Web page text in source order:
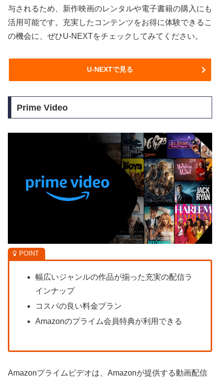
与されるため、新作映画のレンタルや電子書籍の購入にも
活用可能です。充実したコンテンツをお得に体験できるこ
の機会に、ぜひU-NEXTをチェックしてみてください。
U-NEXTで見る
Prime Video
幅広いジャンルの作品が揃った充実の配信ラ
インナップ
コスパの良い料金プラン
Amazonのプライム会員特典が利用できる
Amazonプライムビデオは、Amazonが提供する動画配信